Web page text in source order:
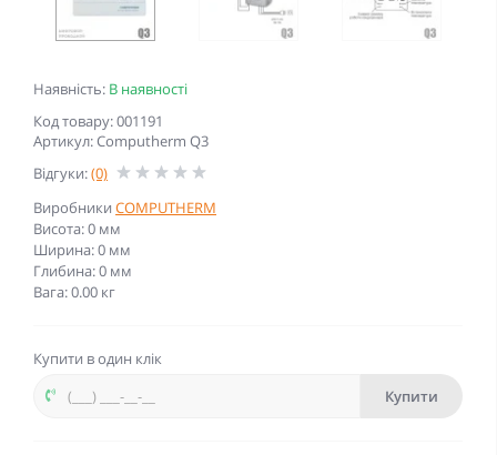
Наявність: В наявності
Код товару: 001191
Артикул: Computherm Q3
Відгуки:(0)
Виробники COMPUTHERM
Висота: 0 мм
Ширина: 0 мм
Глибина: 0 мм
Вага: 0.00 кг
Купити в один клік
Купити